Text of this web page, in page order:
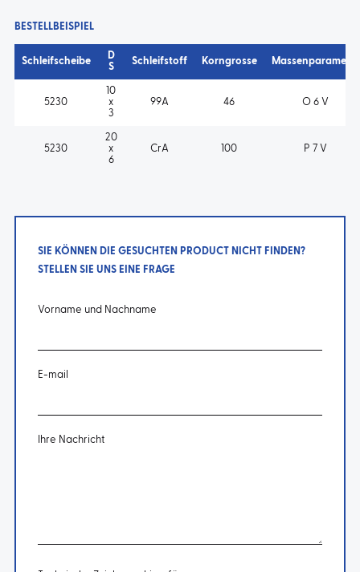
BESTELLBEISPIEL
Schleifscheibe
D
S
Schleifstoff Korngrosse Massenparameter
5230
10
x
3
99A 46 O 6 V
5230
20
x
6
CrA 100 P 7 V
SIE KÖNNEN DIE GESUCHTEN PRODUCT NICHT FINDEN?
STELLEN SIE UNS EINE FRAGE
Vorname und Nachname
E-mail
Ihre Nachricht